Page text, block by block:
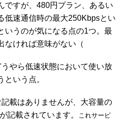
ですが、480円プラン、あるい
低速通信時の最大250Kbpsとい
いうのが気になる点の1つ。最
なければ意味がない（
やら低速状態において使い放
いう点。
載はありませんが、大容量の
記載されています。
これサービ